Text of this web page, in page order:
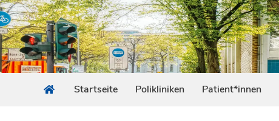
Startseite Polikliniken Patient*innen